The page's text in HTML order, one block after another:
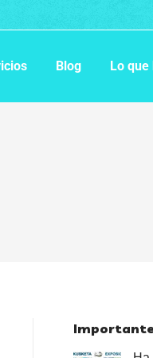
Blog Lo que
Importante